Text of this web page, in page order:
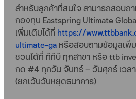
สำหรับลูกค้าที่สนใจ สามารถสอบถ
กองทุน Eastspring Ultimate
เพิ่มเติมได้ที่ https://
ultimate-ga หรือสอบถามข้อมูลเพิ่
ชวนได้ที่ ทีทีบี ทุกสาขา หรือ ttb
กด #4 ทุกวัน จันทร์ – วันศุกร์ เวลา
(ยกเว้นวันหยุดธนาคาร)